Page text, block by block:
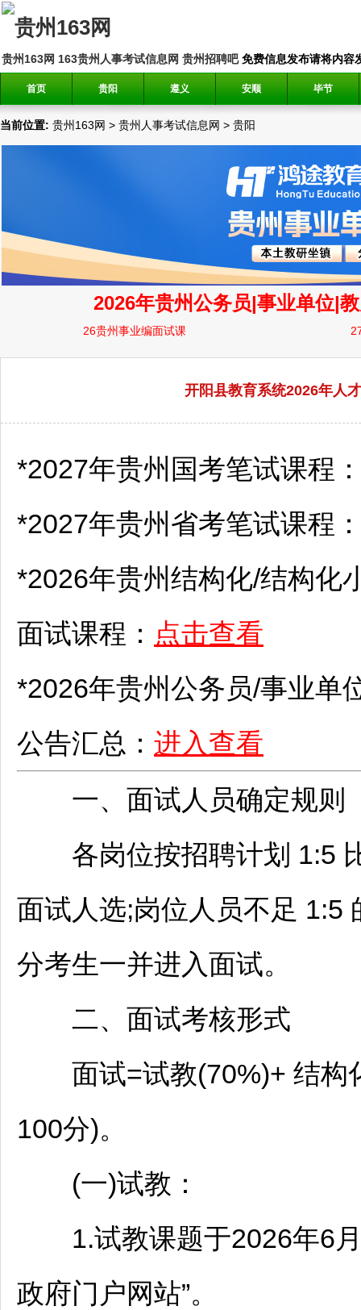
贵州163网 163贵州人事考试信息网 贵州招聘吧免费信息发布请将内容
首页 贵阳 遵义 安顺 毕节
当前位置: 贵州163网 > 贵州人事考试信息网 > 贵阳
开阳县教育系统2026年人
*2027年贵州国考笔试课程
*2027年贵州省考笔试课程
*2026年贵州结构化/结构化
面试课程： 点击查看
*2026年贵州公务员/事业单
公告汇总： 进入查看
一、面试人员确定规则
各岗位按招聘计划 1:5
面试人选;岗位人员不足 1:5
分考生一并进入面试。
二、面试考核形式
面试=试教(70%)+ 结构
100分)。
(一)试教：
1.试教课题于2026年6月
政府门户网站”。